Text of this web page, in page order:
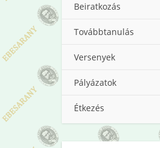
Beiratkozás
Továbbtanulás
Versenyek
Pályázatok
Étkezés